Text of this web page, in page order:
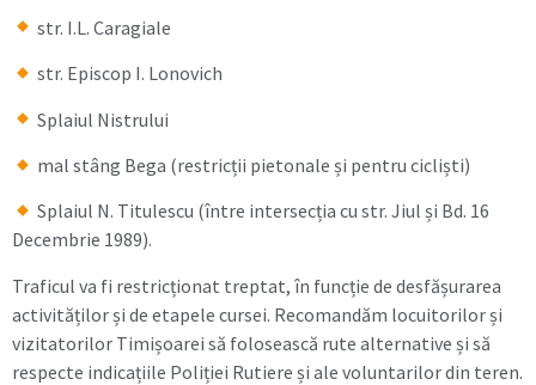
str. I.L. Caragiale
str. Episcop I. Lonovich
Splaiul Nistrului
mal stâng Bega (restricții pietonale și pentru cicliști)
Splaiul N. Titulescu (între intersecția cu str. Jiul și Bd. 16
Decembrie 1989).
Traficul va fi restricționat treptat, în funcție de desfășurarea
activităților și de etapele cursei. Recomandăm locuitorilor și
vizitatorilor Timișoarei să folosească rute alternative și să
respecte indicațiile Poliției Rutiere și ale voluntarilor din teren.